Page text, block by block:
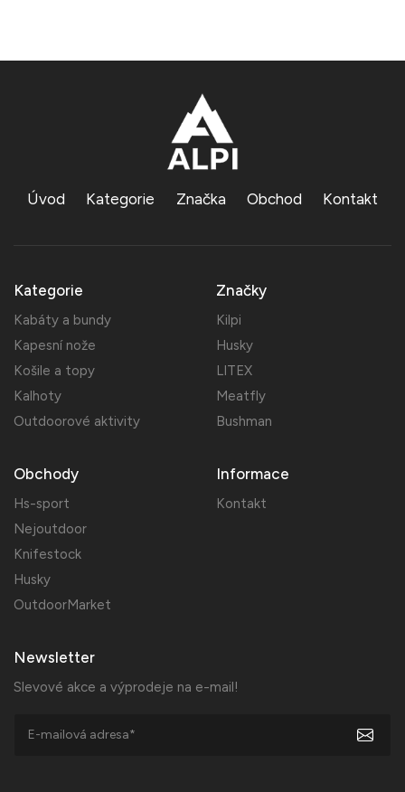
Úvod Kategorie Značka Obchod Kontakt
Kategorie
Kabáty a bundy
Kapesní nože
Košile a topy
Kalhoty
Outdoorové aktivity
Značky
Kilpi
Husky
LITEX
Meatfly
Bushman
Obchody
Hs-sport
Nejoutdoor
Knifestock
Husky
OutdoorMarket
Informace
Kontakt
Newsletter
Slevové akce a výprodeje na e-mail!